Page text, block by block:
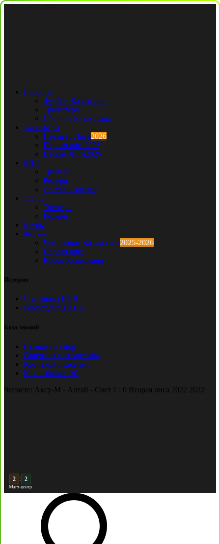
Новости
Футбол Казахстана
Трансферы
Сборная Казахстана
Трансферы
Премьер Лига2026
Первая лига2026
Вторая Лига2026
КПЛ
Тренеры
Рефери
Составы команд
1 Лига
Тренеры
Рефери
Клубы
Футзал
Чемпионат Казахстана2025-2026
Первая лига
Кубок Казахстана
История
Чемпионы КПЛ
Бомбардиры КПЛ
База знаний
Ставки на спорт
Причины и симптомы
Кто такой лудоман?
Как избавиться?
Читаете: Аксу-М - Алтай - Счет 1 : 0 Вторая лига 2022 2022
3 : 2
Матч-центр